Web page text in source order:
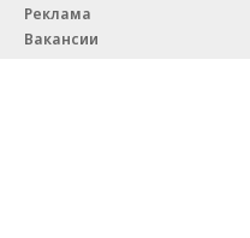
Реклама
Вакансии